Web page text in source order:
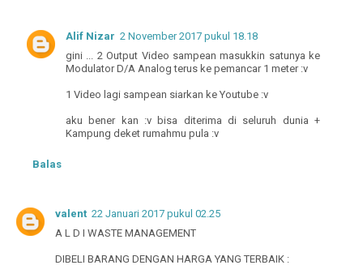
Alif Nizar 2 November 2017 pukul 18.18
gini ... 2 Output Video sampean masukkin satunya ke
Modulator D/A Analog terus ke pemancar 1 meter :v
1 Video lagi sampean siarkan ke Youtube :v
aku bener kan :v bisa diterima di seluruh dunia +
Kampung deket rumahmu pula :v
Balas
valent 22 Januari 2017 pukul 02.25
A L D I WASTE MANAGEMENT
DIBELI BARANG DENGAN HARGA YANG TERBAIK :